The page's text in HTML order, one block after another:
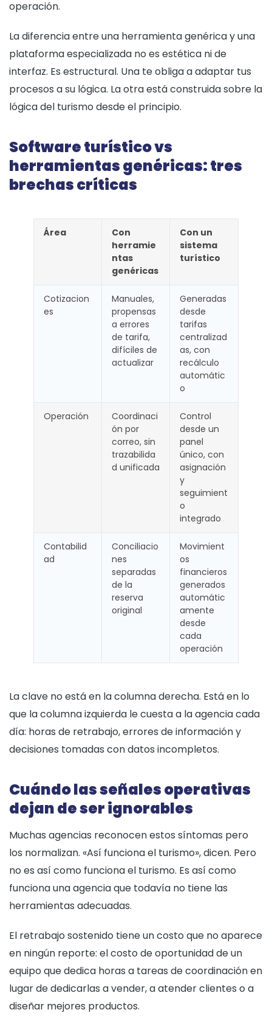
operación.
La diferencia entre una herramienta genérica y una
plataforma especializada no es estética ni de
interfaz. Es estructural. Una te obliga a adaptar tus
procesos a su lógica. La otra está construida sobre la
lógica del turismo desde el principio.
Software turístico vs
herramientas genéricas: tres
brechas críticas
Área
Con
herramie
ntas
genéricas
Con un
sistema
turístico
Cotizacion
es
Manuales,
propensas
a errores
de tarifa,
difíciles de
actualizar
Generadas
desde
tarifas
centralizad
as, con
recálculo
automátic
o
Operación
Coordinaci
ón por
correo, sin
trazabilida
d unificada
Control
desde un
panel
único, con
asignación
y
seguimient
o
integrado
Contabilid
ad
Conciliacio
nes
separadas
de la
reserva
original
Movimient
os
financieros
generados
automátic
amente
desde
cada
operación
La clave no está en la columna derecha. Está en lo
que la columna izquierda le cuesta a la agencia cada
día: horas de retrabajo, errores de información y
decisiones tomadas con datos incompletos.
Cuándo las señales operativas
dejan de ser ignorables
Muchas agencias reconocen estos síntomas pero
los normalizan. «Así funciona el turismo», dicen. Pero
no es así como funciona el turismo. Es así como
funciona una agencia que todavía no tiene las
herramientas adecuadas.
El retrabajo sostenido tiene un costo que no aparece
en ningún reporte: el costo de oportunidad de un
equipo que dedica horas a tareas de coordinación en
lugar de dedicarlas a vender, a atender clientes o a
diseñar mejores productos.